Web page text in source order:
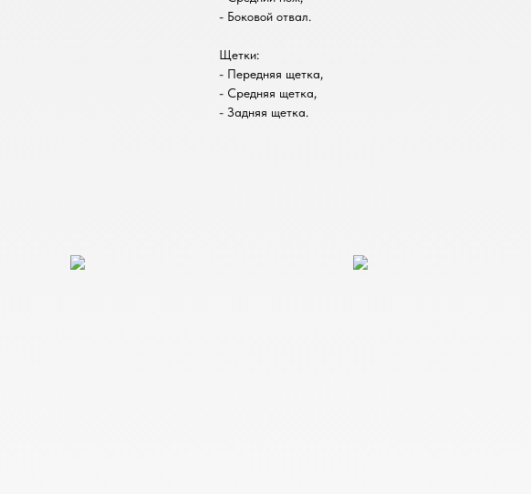
- Боковой отвал.
Щетки:
- Передняя щетка,
- Средняя щетка,
- Задняя щетка.